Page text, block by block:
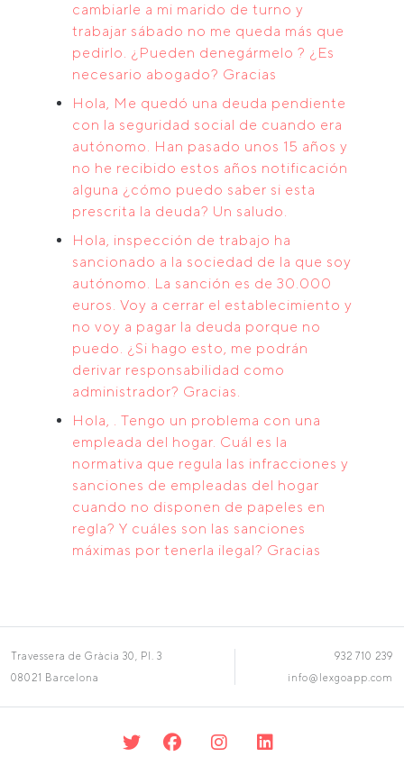
cambiarle a mi marido de turno y
trabajar sábado no me queda más que
pedirlo. ¿Pueden denegármelo ? ¿Es
necesario abogado? Gracias
Hola, Me quedó una deuda pendiente
con la seguridad social de cuando era
autónomo. Han pasado unos 15 años y
no he recibido estos años notificación
alguna ¿cómo puedo saber si esta
prescrita la deuda? Un saludo.
Hola, inspección de trabajo ha
sancionado a la sociedad de la que soy
autónomo. La sanción es de 30.000
euros. Voy a cerrar el establecimiento y
no voy a pagar la deuda porque no
puedo. ¿Si hago esto, me podrán
derivar responsabilidad como
administrador? Gracias.
Hola, . Tengo un problema con una
empleada del hogar. Cuál es la
normativa que regula las infracciones y
sanciones de empleadas del hogar
cuando no disponen de papeles en
regla? Y cuáles son las sanciones
máximas por tenerla ilegal? Gracias
Travessera de Gràcia 30, Pl. 3
08021 Barcelona
932 710 239
info@lexgoapp.com